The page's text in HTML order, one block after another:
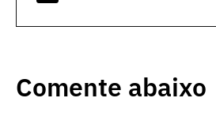
Comente abaixo